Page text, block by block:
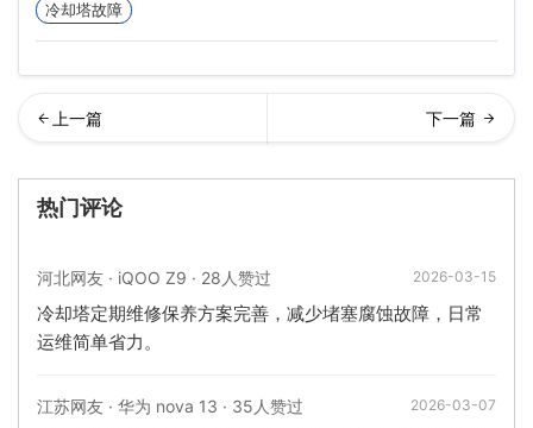
冷却塔故障
途(圆形玻璃钢冷却…
热门评论
河北网友 · iQOO Z9 · 28人赞过 2026-03-15
冷却塔定期维修保养方案完善，减少堵塞腐蚀故障，日常
运维简单省力。
江苏网友 · 华为 nova 13 · 35人赞过 2026-03-07